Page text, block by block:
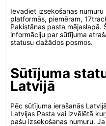
Ievadiet izsekošanas
platformās, piemēram,
Pakistānas pasta mājaslapā.
informāciju par sūtījuma
statusu dažādos posmos.
Sūtījuma
Latvijā
Pēc sūtījuma ierašanās
Latvijas Pasta vai izvēlētā
pašu izsekošanas numuru.